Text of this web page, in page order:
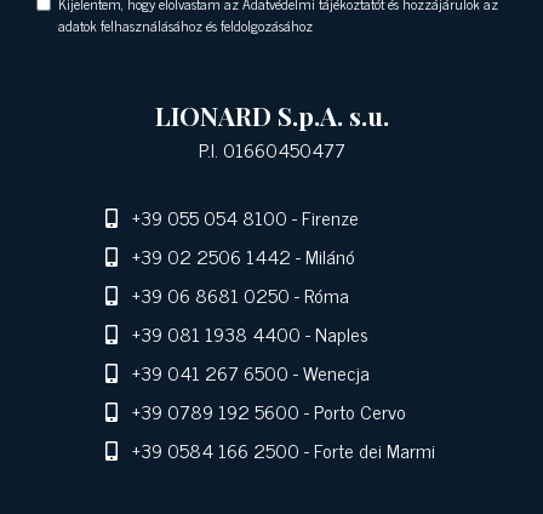
adatok felhasználásához és feldolgozásához
LIONARD S.p.A. s.u.
P.I. 01660450477
+39 055 054 8100- Firenze
+39 02 2506 1442- Milánó
+39 06 8681 0250- Róma
+39 081 1938 4400- Naples
+39 041 267 6500- Wenecja
+39 0789 192 5600- Porto Cervo
+39 0584 166 2500- Forte dei Marmi